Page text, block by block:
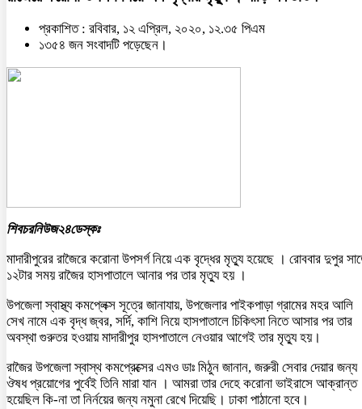
প্রকাশিত : রবিবার, ১২ এপ্রিল, ২০২০, ১২.৩৫ পিএম
১৩৫৪ জন সংবাদটি পড়েছেন।
শিবচরনিউজ২৪ডেস্কঃ
মাদারীপুরের রাজৈরে করোনা উপসর্গ নিয়ে এক বৃদ্ধের মৃত্যু হয়েছে । রোববার দুপুর
১২টার সময় রাজৈর হাসপাতালে আনার পর তার মৃত্যু হয় ।
উপজেলা স্বাস্থ্য কমপ্লেক্স সূত্রে জানাযায়, উপজেলার পাইকপাড়া গ্রামের মহর আলি
সেখ নামে এক বৃদ্ধ জ্বর, সর্দি, কাশি নিয়ে হাসপাতালে চিকিৎসা নিতে আসার পর তার
অবস্থা গুরুতর হওয়ায় মাদারীপুর হাসপাতালে নেওয়ার আগেই তার মৃত্যু হয়।
রাজৈর উপজেলা স্বাস্থ কমপ্রেক্সের এমও ডাঃ মিঠুন জানান, জরুরী সেবার দেয়ার জন্য
ঔষধ প্রয়োগের পুর্বেই তিনি মারা যান । আমরা তার দেহে করোনা ভাইরাসে আক্রান্ত
হয়েছিল কি-না তা নির্নয়ের জন্য নমুনা রেখে দিয়েছি। ঢাকা পাঠানো হবে।